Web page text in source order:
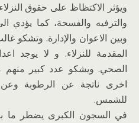
ويؤثر الاكتظاظ على حقوق
والترفيه والفسحة، كما يؤدي
وبين الاعوان والإدارة. وتشكو
المقدمة للنزلاء. و لا يوجد
الصحي. ويشكو عدد كبير منهم
اخرى ناتجة عن الرطوبة وعن
للشمس.
في السجون الكبرى يضطر ما